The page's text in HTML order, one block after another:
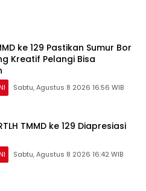
ke 129 Pastikan Sumur Bor
Kreatif Pelangi Bisa
Sabtu, Agustus 8 2026 16:56 WIB
TMMD ke 129 Diapresiasi
Sabtu, Agustus 8 2026 16:42 WIB